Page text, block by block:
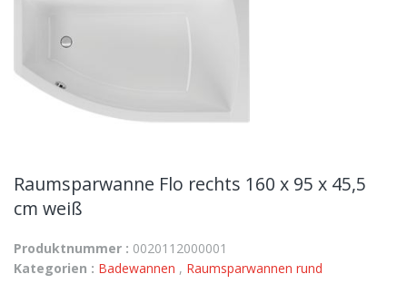
Raumsparwanne Flo rechts 160 x 95 x 45,5
cm weiß
Produktnummer : 0020112000001
Kategorien : Badewannen , Raumsparwannen rund